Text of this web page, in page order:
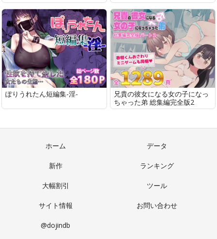
ぽりうれたん短編集-淫-
兄貴の彼女になる女の子になっ
ちゃった弟 総集編完全版2
ホーム データ
新作 ランキング
大幅割引 ツール
サイト情報 お問い合わせ
@dojindb